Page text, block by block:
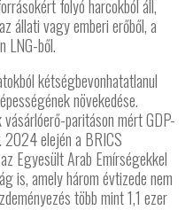
folyó harcokból áll,
állati vagy emberi erőből, a
LNG-ből.
kétségbevonhatatlanul
növekedése.
paritáson mért GDP-
2024 elején a BRICS
Egyesült Arab Emírségekkel
is, amely három évtizede nem
több mint 1,1 ezer